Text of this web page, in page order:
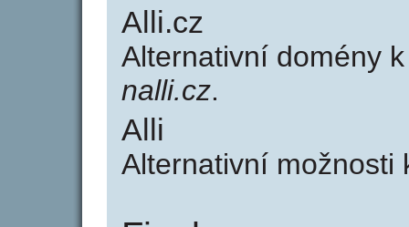
Alli.cz
Alternativní domény
nalli.cz.
Alli
Alternativní možnosti